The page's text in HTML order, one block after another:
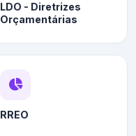
LDO - Diretrizes
Orçamentárias
RREO